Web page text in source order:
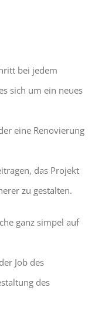
bei jedem
sich um ein neues
eine Renovierung
das Projekt
zu gestalten.
ganz simpel auf
Job des
des